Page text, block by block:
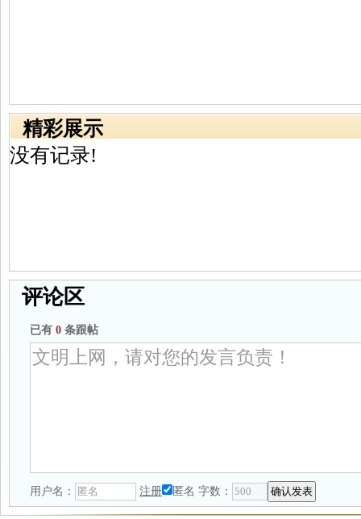
精彩展示
没有记录!
评论区
已有 0 条跟帖
用户名： 注册 匿名 字数：